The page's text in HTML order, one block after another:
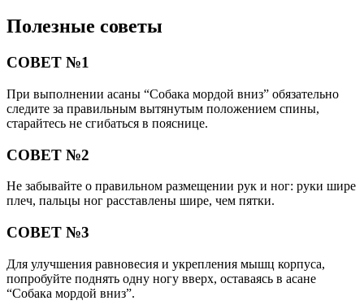
Полезные советы
СОВЕТ №1
При выполнении асаны “Собака мордой вниз” обязательно
следите за правильным вытянутым положением спины,
старайтесь не сгибаться в пояснице.
СОВЕТ №2
Не забывайте о правильном размещении рук и ног: руки шире
плеч, пальцы ног расставлены шире, чем пятки.
СОВЕТ №3
Для улучшения равновесия и укрепления мышц корпуса,
попробуйте поднять одну ногу вверх, оставаясь в асане
“Собака мордой вниз”.